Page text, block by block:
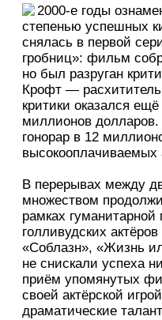
2000-е годы
степенью успешных
снялась в первой
гробниц»: фильм
но был разруган
Крофт —
критики оказался
миллионов
гонорар в 12
высокооплачиваемых
В перерывах между
множеством
рамках
голливудских
«Соблазн», «Жизнь
не снискали успеха
приём упомянутых
своей актёрской
драматические